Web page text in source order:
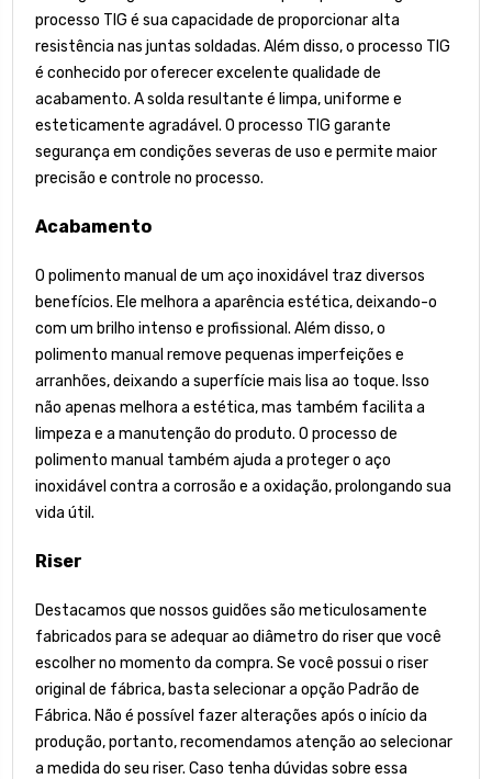
processo TIG é sua capacidade de proporcionar alta
resistência nas juntas soldadas. Além disso, o processo TIG
é conhecido por oferecer excelente qualidade de
acabamento. A solda resultante é limpa, uniforme e
esteticamente agradável. O processo TIG garante
segurança em condições severas de uso e permite maior
precisão e controle no processo.
Acabamento
O polimento manual de um aço inoxidável traz diversos
benefícios. Ele melhora a aparência estética, deixando-o
com um brilho intenso e profissional. Além disso, o
polimento manual remove pequenas imperfeições e
arranhões, deixando a superfície mais lisa ao toque. Isso
não apenas melhora a estética, mas também facilita a
limpeza e a manutenção do produto. O processo de
polimento manual também ajuda a proteger o aço
inoxidável contra a corrosão e a oxidação, prolongando sua
vida útil.
Riser
Destacamos que nossos guidões são meticulosamente
fabricados para se adequar ao diâmetro do riser que você
escolher no momento da compra. Se você possui o riser
original de fábrica, basta selecionar a opção Padrão de
Fábrica. Não é possível fazer alterações após o início da
produção, portanto, recomendamos atenção ao selecionar
a medida do seu riser. Caso tenha dúvidas sobre essa